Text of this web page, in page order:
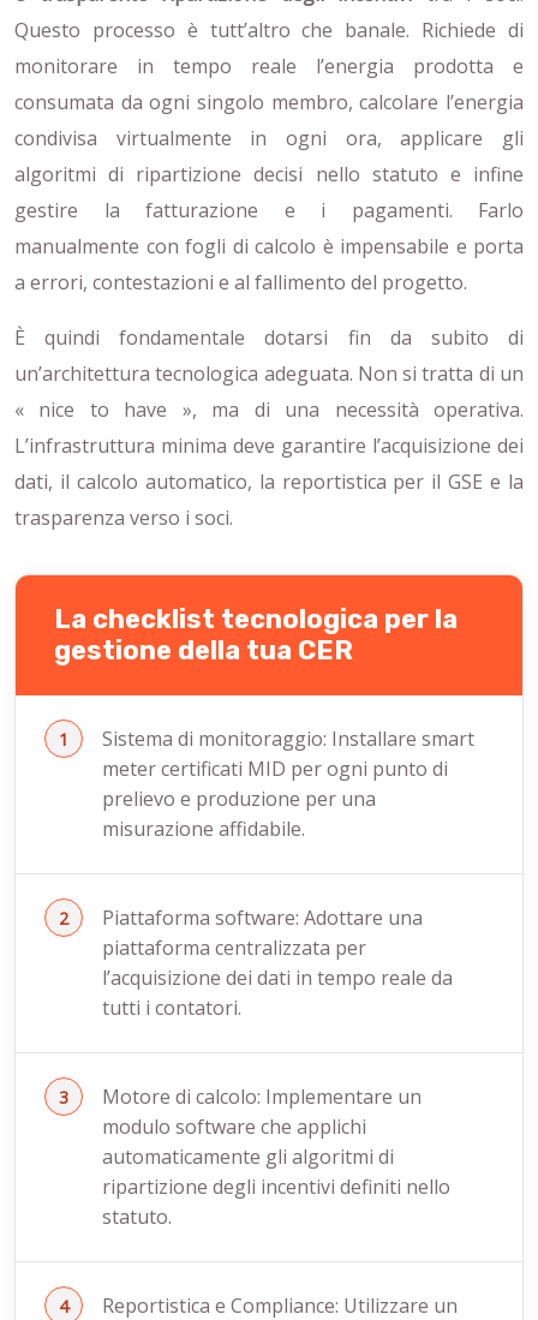
Questo processo è tutt’altro che banale. Richiede di
monitorare in tempo reale l’energia prodotta e
consumata da ogni singolo membro, calcolare l’energia
condivisa virtualmente in ogni ora, applicare gli
algoritmi di ripartizione decisi nello statuto e infine
gestire la fatturazione e i pagamenti. Farlo
manualmente con fogli di calcolo è impensabile e porta
a errori, contestazioni e al fallimento del progetto.
È quindi fondamentale dotarsi fin da subito di
un’architettura tecnologica adeguata. Non si tratta di un
« nice to have », ma di una necessità operativa.
L’infrastruttura minima deve garantire l’acquisizione dei
dati, il calcolo automatico, la reportistica per il GSE e la
trasparenza verso i soci.
La checklist tecnologica per la
gestione della tua CER
Sistema di monitoraggio: Installare smart
meter certificati MID per ogni punto di
prelievo e produzione per una
misurazione affidabile.
Piattaforma software: Adottare una
piattaforma centralizzata per
l’acquisizione dei dati in tempo reale da
tutti i contatori.
Motore di calcolo: Implementare un
modulo software che applichi
automaticamente gli algoritmi di
ripartizione degli incentivi definiti nello
statuto.
Reportistica e Compliance: Utilizzare un